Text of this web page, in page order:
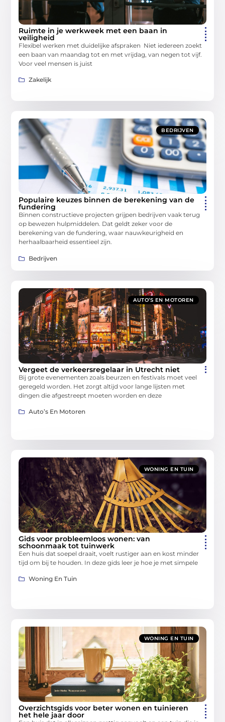
Ruimte in je werkweek met een baan in
veiligheid
Flexibel werken met duidelijke afspraken Niet iedereen zoekt
een baan van maandag tot en met vrijdag, van negen tot vijf.
Voor veel mensen is juist
Zakelijk
BEDRIJVEN
Populaire keuzes binnen de berekening van de
fundering
Binnen constructieve projecten grijpen bedrijven vaak terug
op bewezen hulpmiddelen. Dat geldt zeker voor de
berekening van de fundering, waar nauwkeurigheid en
herhaalbaarheid essentieel zijn.
Bedrijven
AUTO’S EN MOTOREN
Vergeet de verkeersregelaar in Utrecht niet
Bij grote evenementen zoals beurzen en festivals moet veel
geregeld worden. Het zorgt altijd voor lange lijsten met
dingen die afgestreept moeten worden en deze
Auto’s En Motoren
WONING EN TUIN
Gids voor probleemloos wonen: van
schoonmaak tot tuinwerk
Een huis dat soepel draait, voelt rustiger aan en kost minder
tijd om bij te houden. In deze gids leer je hoe je met simpele
Woning En Tuin
WONING EN TUIN
Overzichtsgids voor beter wonen en tuinieren
het hele jaar door